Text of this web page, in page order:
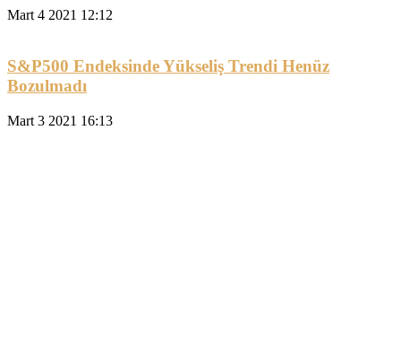
Mart 4 2021 12:12
S&P500 Endeksinde Yükseliş Trendi Henüz
Bozulmadı
Mart 3 2021 16:13